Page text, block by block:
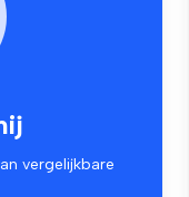
vergelijkbare